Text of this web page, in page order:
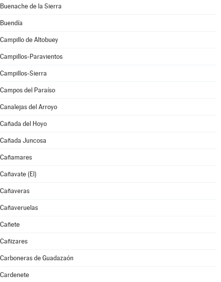
Buenache de la Sierra
Buendía
Campillo de Altobuey
Campillos-Paravientos
Campillos-Sierra
Campos del Paraíso
Canalejas del Arroyo
Cañada del Hoyo
Cañada Juncosa
Cañamares
Cañavate (El)
Cañaveras
Cañaveruelas
Cañete
Cañizares
Carboneras de Guadazaón
Cardenete